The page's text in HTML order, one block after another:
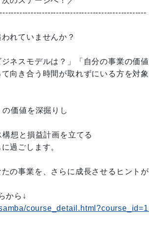
れていませんか？
ネスモデルは？」「自分の事業の価値
向き合う時間が取れずにいる方を対
価値を深掘りし
想と損益計画を立てる
過ごします。
の事業を、さらに成長させるヒント
から↓